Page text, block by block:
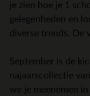
je zien hoe je 1
gelegenheden en
diverse trends. De
September is de
najaarscollectie
we je meenemen